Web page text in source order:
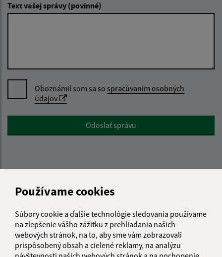
Používame cookies
Súbory cookie a ďalšie technológie sledovania používame
na zlepšenie vášho zážitku z prehliadania našich
webových stránok, na to, aby sme vám zobrazovali
prispôsobený obsah a cielené reklamy, na analýzu
Text vašej správy (povinné)
Oboznámil som sa so spracúvaním osobných
údajov
Google reCaptcha ResponseOdoslať správu
Deň
Čas doobeda
Utorok:
07:30 - 11:30 12:00 - 15:30
Streda:
07:00 - 11:30 12:00 - 16:30
Štvrtok:
nestránkový deň